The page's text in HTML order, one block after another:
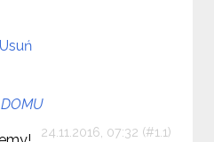
Usuń
24.11.2016, 07:32